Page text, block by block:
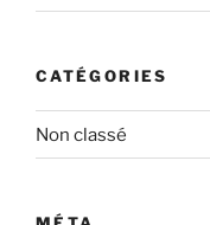
CATÉGORIES
Non classé